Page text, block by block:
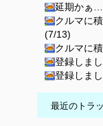
延期かぁ
クルマに
(7/13)
クルマに
登録しま
登録しま
最近のトラ